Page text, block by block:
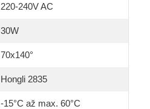
220-240V AC
30W
70x140°
Hongli 2835
-15°C až max. 60°C